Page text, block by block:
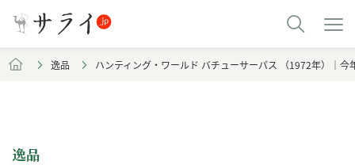
逸品 ハンティング・ワールド バチューサーパス （1972年）｜
逸品